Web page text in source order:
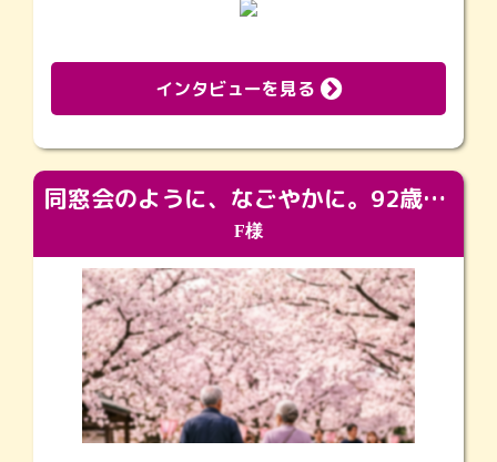
インタビューを見る
同窓会のように、なごやかに。92歳の旅立ちを彩った、再会と感謝の場
F様